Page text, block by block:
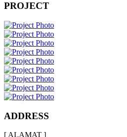
PROJECT
ADDRESS
[ ALAMAT ]